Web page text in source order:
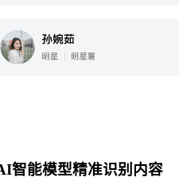
智能模型精准识别内容